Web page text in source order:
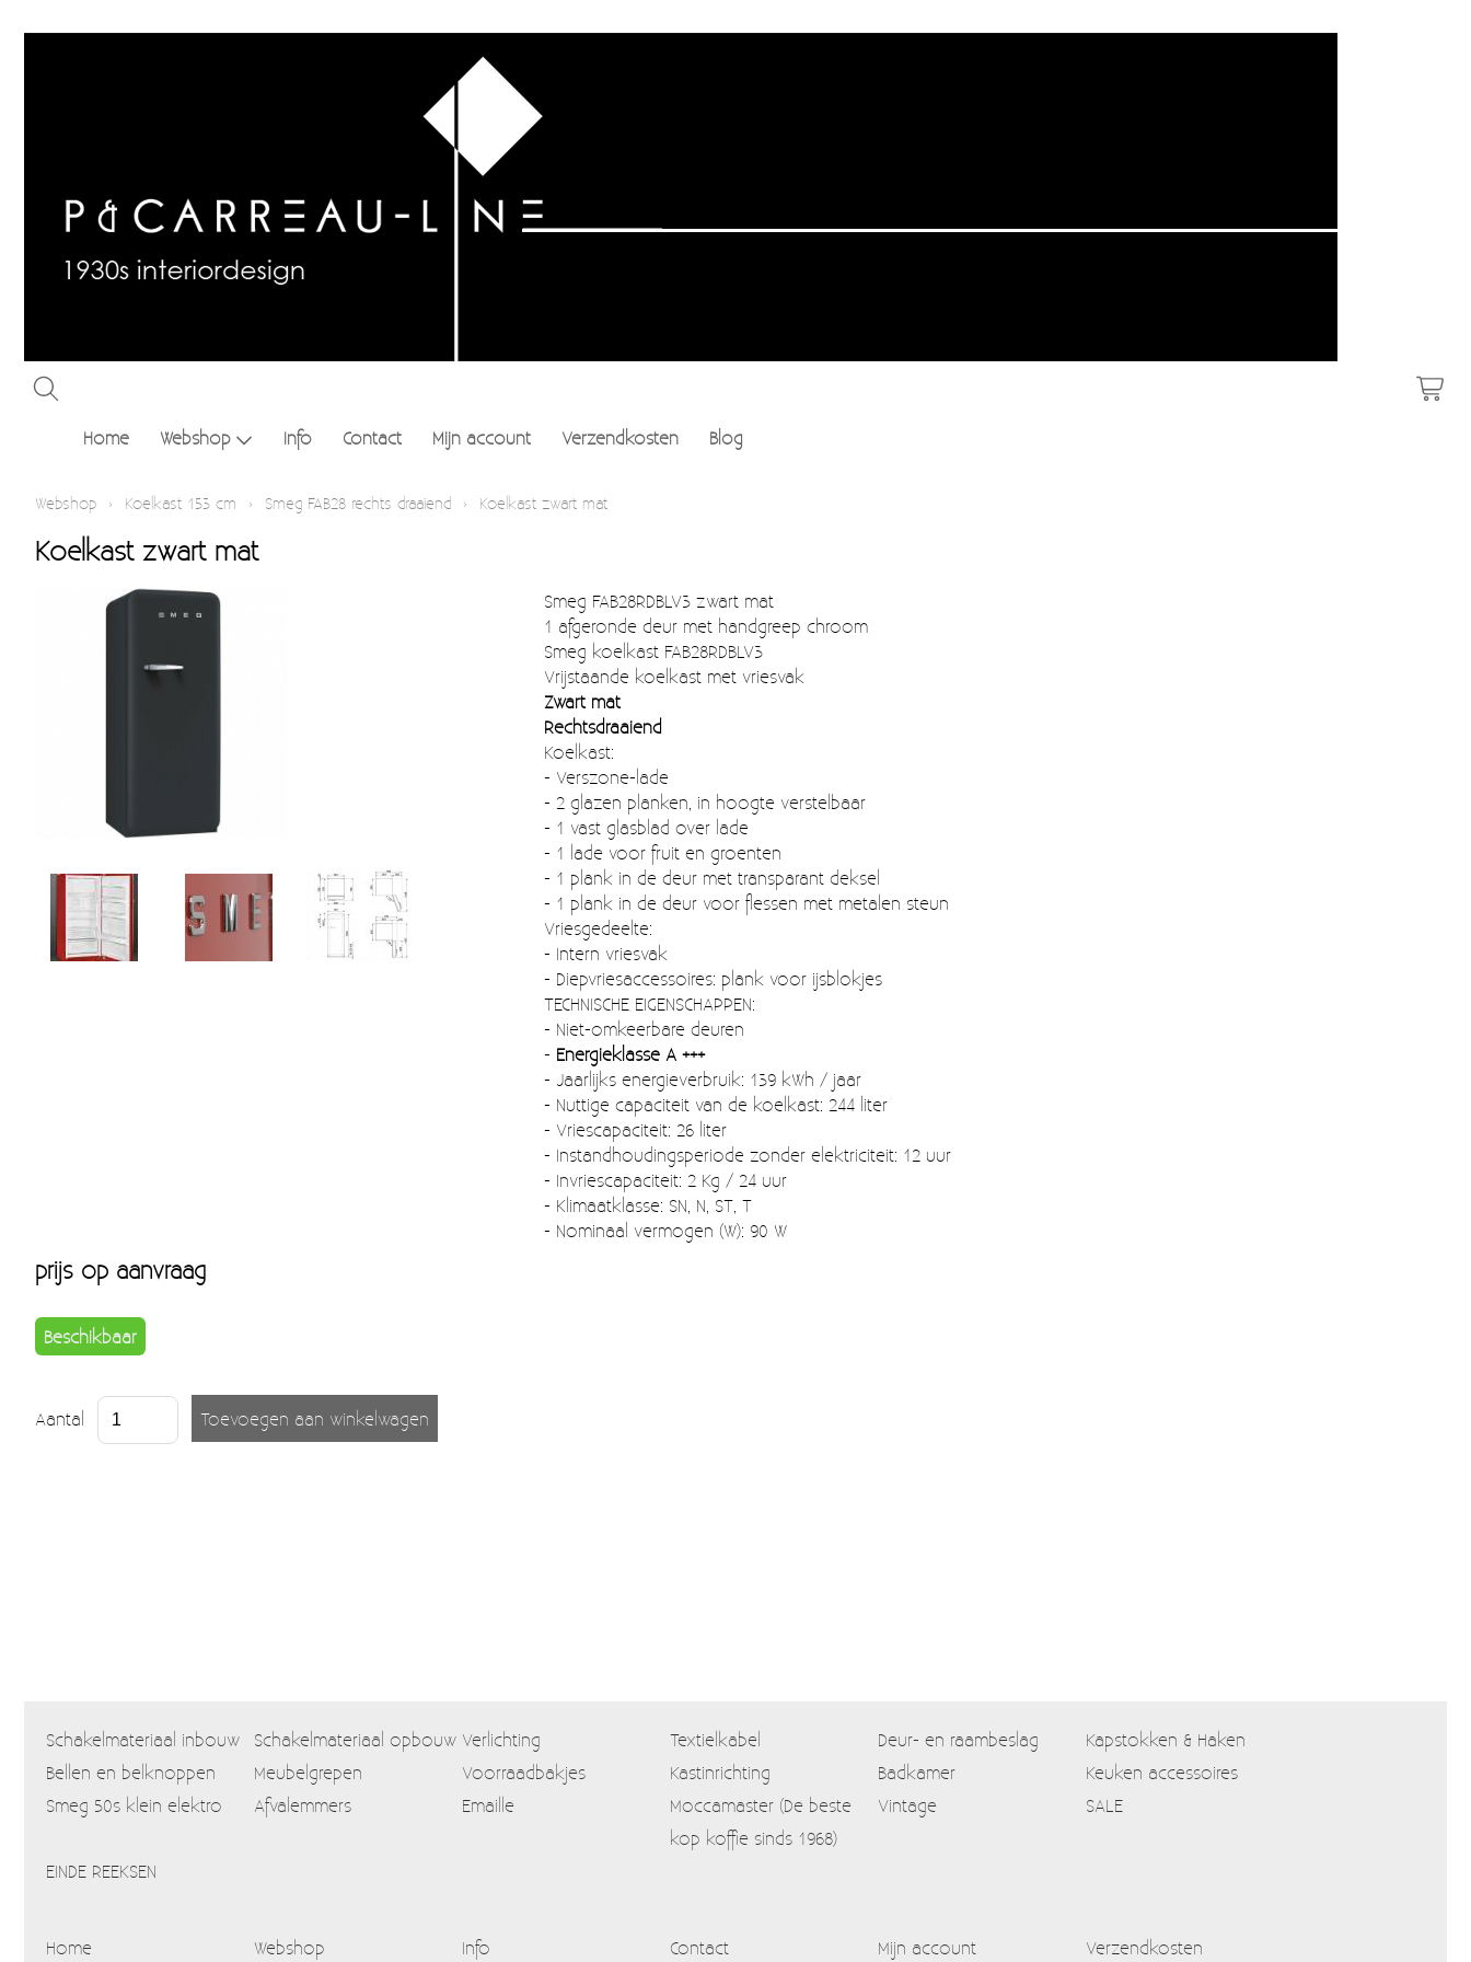
Home Webshop Info Contact Mijn account Verzendkosten Blog
Webshop › Koelkast 153 cm › Smeg FAB28 rechts draaiend › Koelkast zwart mat
Koelkast zwart mat
Smeg FAB28RDBLV3 zwart mat
1 afgeronde deur met handgreep chroom
Smeg koelkast FAB28RDBLV3
Vrijstaande koelkast met vriesvak
Zwart mat
Rechtsdraaiend
Koelkast:
- Verszone-lade
- 2 glazen planken, in hoogte verstelbaar
- 1 vast glasblad over lade
- 1 lade voor fruit en groenten
- 1 plank in de deur met transparant deksel
- 1 plank in de deur voor flessen met metalen steun
Vriesgedeelte:
- Intern vriesvak
- Diepvriesaccessoires: plank voor ijsblokjes
TECHNISCHE EIGENSCHAPPEN:
- Niet-omkeerbare deuren
- Energieklasse A +++
- Jaarlijks energieverbruik: 139 kWh / jaar
- Nuttige capaciteit van de koelkast: 244 liter
- Vriescapaciteit: 26 liter
- Instandhoudingsperiode zonder elektriciteit: 12 uur
- Invriescapaciteit: 2 Kg / 24 uur
- Klimaatklasse: SN, N, ST, T
- Nominaal vermogen (W): 90 W
prijs op aanvraag
Beschikbaar
Aantal
Schakelmateriaal inbouw Schakelmateriaal opbouw Verlichting Textielkabel Deur- en raambeslag
Kapstokken & Haken
Bellen en belknoppen
Meubelgrepen Voorraadbakjes Kastinrichting Badkamer
Keuken accessoires
Smeg 50s klein elektro
Afvalemmers Emaille
Moccamaster (De beste
kop koffie sinds 1968)
Vintage SALE
EINDE REEKSEN
Home Webshop Info Contact Mijn account Verzendkosten